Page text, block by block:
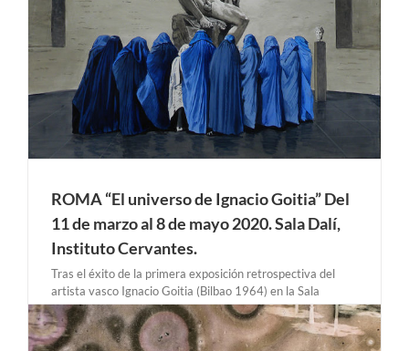
ROMA “El universo de Ignacio Goitia” Del
11 de marzo al 8 de mayo 2020. Sala Dalí,
Instituto Cervantes.
Tras el éxito de la primera exposición retrospectiva del
artista vasco Ignacio Goitia (Bilbao 1964) en la Sala
Rekalde de Bilbao, llega a nuestra sede del Instituto
Cervantes un pequeño resumen de su trayectoria artística.
A través de una cuidada puesta en escena, diseñada [...]